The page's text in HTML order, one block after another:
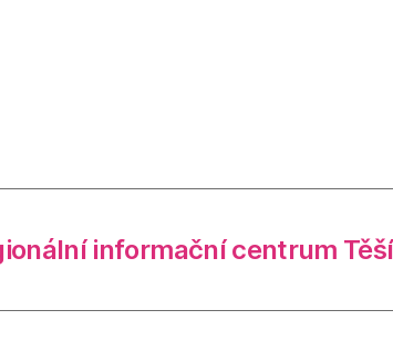
informační centrum